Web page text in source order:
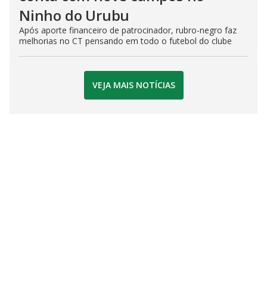
Ninho do Urubu
Após aporte financeiro de patrocinador, rubro-negro faz
melhorias no CT pensando em todo o futebol do clube
VEJA MAIS NOTÍCIAS